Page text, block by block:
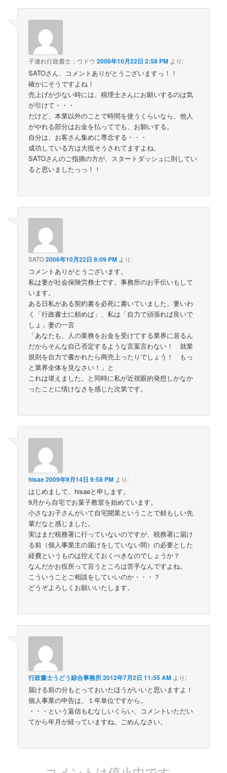
子連れ行政書士：ウドウ 2006年10月22日 2:58 PM より:
SATOさん、コメントありがとうございますっ！！
確かにそうですよね！
売上げが少ない時には、税理士さんにお願いするのは気
が引けて・・・
だけど、本業以外のことで時間を使うくらいなら、他人
がやれる部分はお金を払ってでも、お願いする。
自分は、お客さん集めに専念する・・・
成功している方は大抵そうされてますよね。
SATOさんのご指摘の方が、スタートダッシュに則してい
ると思いましたっっ！！
SATO2006年10月22日 9:09 PM より:
コメントありがとうございます。
私は妻が社会保険労務士です。事務所のお手伝いもして
います。
ある日私がある契約書を必死に書いていました。妻いわ
く「行政書士に頼めば」、私は「自力で頑張れば良いで
しょ」妻の一言
「あなたも、人の業務をお金を受けてする業界に居るん
だからそんな自己否定するような言葉言わない！ 就業
規則を自力で書かれたら商売上ったりでしょう！ もっ
と業界全体を見なさい！」と
これは堪えました。と同時に私が近視眼的発想しかなか
ったことに情けなさを感じた次第です。
hisae2009年9月14日 9:58 PM より:
はじめまして、hisaeと申します。
9月から自宅でお菓子教室を始めています。
小さなお子さんがいて自宅開業ということで頼もしい先
輩だなと感じました。
実はまだ税務署に行っていないのですが、税務署に届け
る前（個人事業主の届けをしていない間）の必要とした
経費というものは控えておくべきなのでしょうか？
なんだかお役所って言うところは苦手なんですよね。
こういうことご相談をしていいのか・・・？
どうぞよろしくお願いいたします。
行政書士うどう綜合事務所2012年7月2日 11:55 AM より:
届ける前の分もとっておいたほうがいいと思いますよ！
個人事業の申告は、１年単位ですから。
・・・という返信もむなしいくらい、コメントいただい
てから年月が経っていますね。ごめんなさい。